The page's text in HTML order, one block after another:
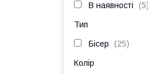
В наявності 5
Тип
Бісер 25
Колір